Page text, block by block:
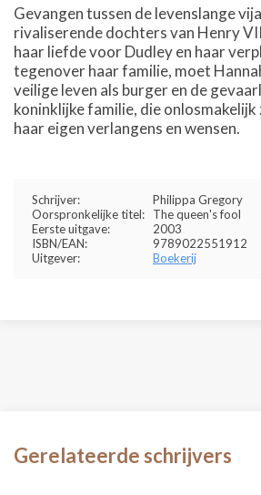
Gevangen tussen de levenslange
rivaliserende dochters van Henry
haar liefde voor Dudley en haar
tegenover haar familie, moet
veilige leven als burger en de
koninklijke familie, die
haar eigen verlangens en wensen.
Schrijver:
Philippa Gregory
Oorspronkelijke titel:
The queen's fool
Eerste uitgave:
2003
ISBN/EAN:
9789022551912
Uitgever:
Boekerij
Gerelateerde schrijvers